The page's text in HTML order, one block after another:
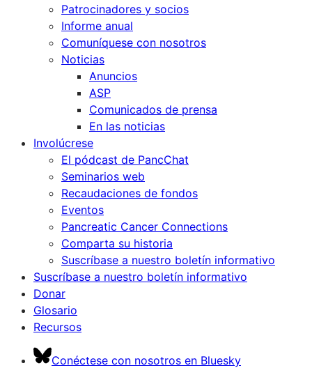
Patrocinadores y socios
Informe anual
Comuníquese con nosotros
Noticias
Anuncios
ASP
Comunicados de prensa
En las noticias
Involúcrese
El pódcast de PancChat
Seminarios web
Recaudaciones de fondos
Eventos
Pancreatic Cancer Connections
Comparta su historia
Suscríbase a nuestro boletín informativo
Suscríbase a nuestro boletín informativo
Donar
Glosario
Recursos
Conéctese con nosotros en Bluesky